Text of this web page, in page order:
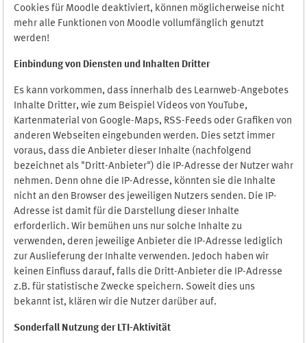
Cookies für Moodle deaktiviert, können möglicherweise nicht
mehr alle Funktionen von Moodle vollumfänglich genutzt
werden!
Einbindung von Diensten und Inhalten Dritter
Es kann vorkommen, dass innerhalb des Learnweb-Angebotes
Inhalte Dritter, wie zum Beispiel Videos von YouTube,
Kartenmaterial von Google-Maps, RSS-Feeds oder Grafiken von
anderen Webseiten eingebunden werden. Dies setzt immer
voraus, dass die Anbieter dieser Inhalte (nachfolgend
bezeichnet als "Dritt-Anbieter") die IP-Adresse der Nutzer wahr
nehmen. Denn ohne die IP-Adresse, könnten sie die Inhalte
nicht an den Browser des jeweiligen Nutzers senden. Die IP-
Adresse ist damit für die Darstellung dieser Inhalte
erforderlich. Wir bemühen uns nur solche Inhalte zu
verwenden, deren jeweilige Anbieter die IP-Adresse lediglich
zur Auslieferung der Inhalte verwenden. Jedoch haben wir
keinen Einfluss darauf, falls die Dritt-Anbieter die IP-Adresse
z.B. für statistische Zwecke speichern. Soweit dies uns
bekannt ist, klären wir die Nutzer darüber auf.
Sonderfall Nutzung der LTI-Aktivität